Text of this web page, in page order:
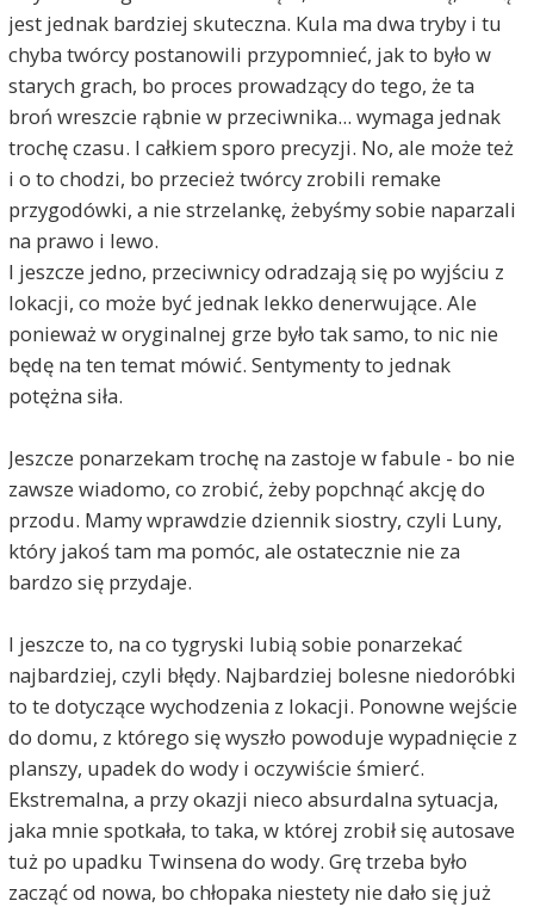
jest jednak bardziej skuteczna. Kula ma dwa tryby i tu
chyba twórcy postanowili przypomnieć, jak to było w
starych grach, bo proces prowadzący do tego, że ta
broń wreszcie rąbnie w przeciwnika... wymaga jednak
trochę czasu. I całkiem sporo precyzji. No, ale może też
i o to chodzi, bo przecież twórcy zrobili remake
przygodówki, a nie strzelankę, żebyśmy sobie naparzali
na prawo i lewo.
I jeszcze jedno, przeciwnicy odradzają się po wyjściu z
lokacji, co może być jednak lekko denerwujące. Ale
ponieważ w oryginalnej grze było tak samo, to nic nie
będę na ten temat mówić. Sentymenty to jednak
potężna siła.
Jeszcze ponarzekam trochę na zastoje w fabule - bo nie
zawsze wiadomo, co zrobić, żeby popchnąć akcję do
przodu. Mamy wprawdzie dziennik siostry, czyli Luny,
który jakoś tam ma pomóc, ale ostatecznie nie za
bardzo się przydaje.
I jeszcze to, na co tygryski lubią sobie ponarzekać
najbardziej, czyli błędy. Najbardziej bolesne niedoróbki
to te dotyczące wychodzenia z lokacji. Ponowne wejście
do domu, z którego się wyszło powoduje wypadnięcie z
planszy, upadek do wody i oczywiście śmierć.
Ekstremalna, a przy okazji nieco absurdalna sytuacja,
jaka mnie spotkała, to taka, w której zrobił się autosave
tuż po upadku Twinsena do wody. Grę trzeba było
zacząć od nowa, bo chłopaka niestety nie dało się już